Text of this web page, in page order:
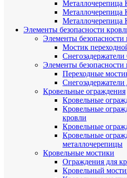
Металлочерепица
Металлочерепица
Металлочерепица
Элементы безопасности
Элементы безопасности
Мостик
Снегозадержатели
Элементы
Переходные
Кровельные ограждения
Кровельные
Кровельные
кровли
Кровельные
Кровельные
металлочерепицы
Кровельные мостики
Ограждения для
Кровельный